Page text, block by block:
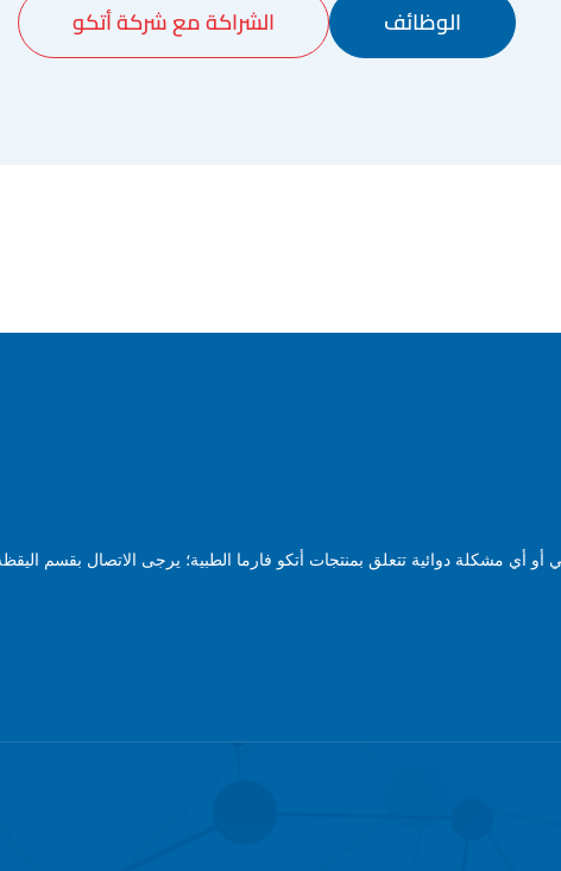
الوظائف الشراكة مع شركة أتكو
أي مشكلة دوائية تتعلق بمنتجات أتكو فارما الطبية؛ يرجى الاتصال بقسم اليقظة